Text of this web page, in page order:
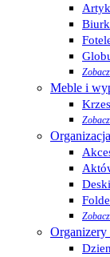
Meble i
Organizery